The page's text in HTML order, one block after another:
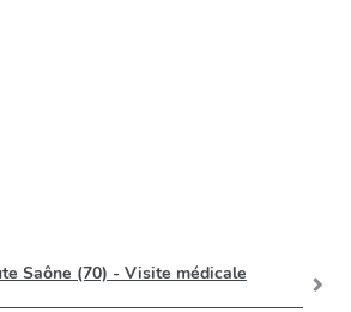
Saône (70) - Visite médicale